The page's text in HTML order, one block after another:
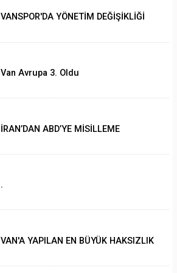
VANSPOR'DA YÖNETİM DEĞİŞİKLİĞİ
Van Avrupa 3. Oldu
İRAN’DAN ABD’YE MİSİLLEME
.
VAN'A YAPILAN EN BÜYÜK HAKSIZLIK